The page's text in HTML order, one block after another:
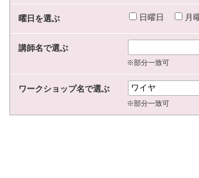
曜日を選ぶ 日曜日 月
講師名で選ぶ
※部分一致可
ワークショップ名で選ぶ
※部分一致可